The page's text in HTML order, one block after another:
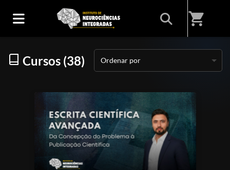
shopping_cart
Início/Categorias
Cursos (38) Ordenar por